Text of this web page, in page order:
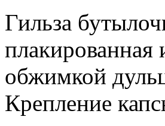
Гильза
плакированная
обжимкой
Крепление